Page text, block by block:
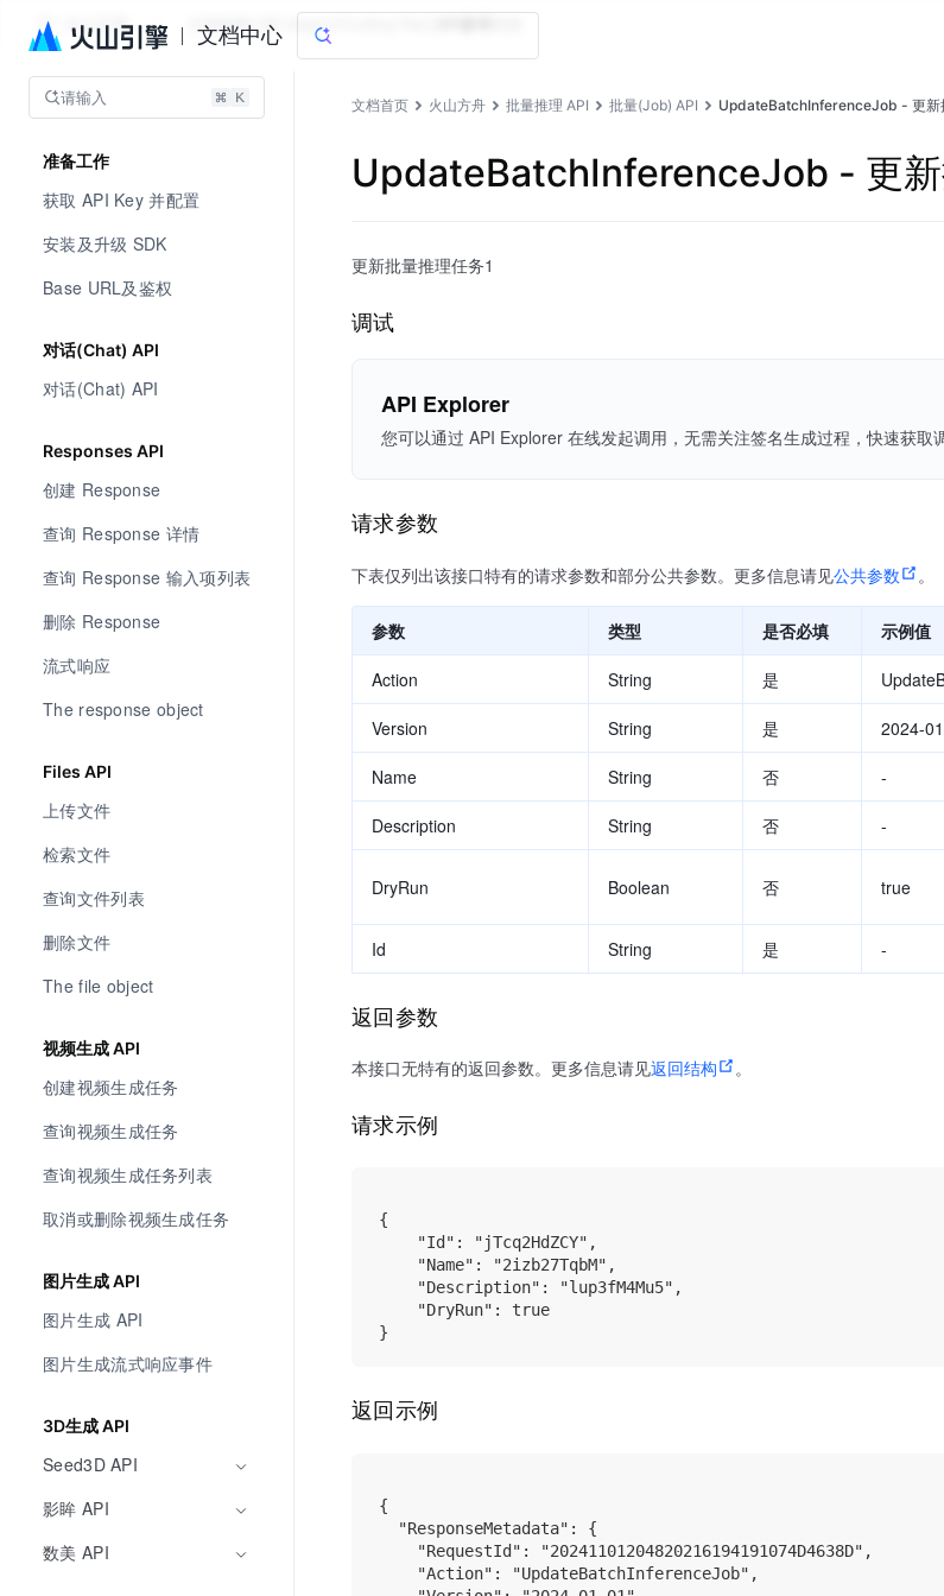
文档中心
火山方舟 文档指南订阅 [Agent/Coding Plan]
请输入
准备工作
获取 API Key 并配置
安装及升级 SDK
Base URL及鉴权
对话(Chat) API
对话(Chat) API
Responses API
创建 Response
查询 Response 详情
查询 Response 输入项列表
删除 Response
流式响应
The response object
Files API
上传文件
检索文件
查询文件列表
删除文件
The file object
视频生成 API
创建视频生成任务
查询视频生成任务
查询视频生成任务列表
取消或删除视频生成任务
图片生成 API
图片生成 API
图片生成流式响应事件
3D生成 API
Seed3D API
影眸 API
数美 API
文档首页 火山方舟 批量推理 API 批量(Job) API UpdateBatchInferenceJob - 更新
UpdateBatchInferenceJob - 更新
更新批量推理任务1
调试
API Explorer
您可以通过 API Explorer 在线发起调用，无需关注签名生成过程，快速获取
请求参数
下表仅列出该接口特有的请求参数和部分公共参数。更多信息请见公共参数 。
参数 类型 是否必填 示例值
Action String 是
Version String 是 2024-
Name String 否 -
Description String 否 -
DryRun Boolean 否 true
Id String 是 -
返回参数
本接口无特有的返回参数。更多信息请见返回结构 。
请求示例
{
    "Id": "jTcq2HdZCY",
    "Name": "2izb27TqbM",
    "Description": "lup3fM4Mu5",
    "DryRun": true
返回示例
{
  "ResponseMetadata": {
    "RequestId": "20241101204820216194191074D4638D",
    "Action": "UpdateBatchInferenceJob",